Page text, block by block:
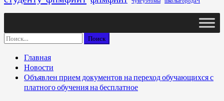
Основное
Найти:
Главная
Новости
Объявлен прием документов на переход обучающихся с
платного обучения на бесплатное